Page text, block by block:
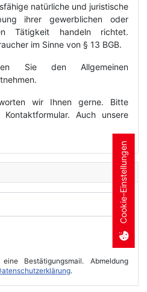
natürliche und juristische
ihrer gewerblichen oder
Tätigkeit handeln richtet.
im Sinne von § 13 BGB.
Sie den Allgemeinen
wir Ihnen gerne. Bitte
Auch unsere
Bestätigungsmail. Abmeldung
.
Cookie-Einstellungen